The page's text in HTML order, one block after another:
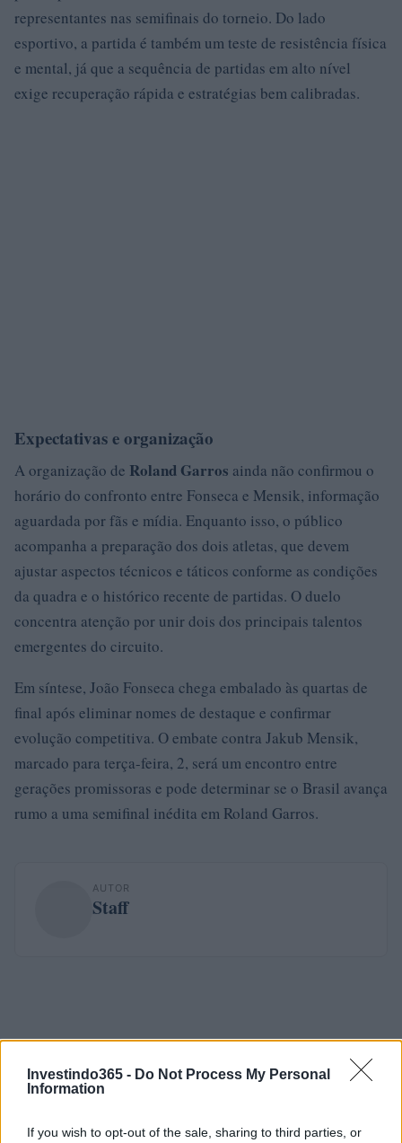
Investindo365 - Do Not Process My Personal
Information
If you wish to opt-out of the sale, sharing to third parties, or
representantes nas semifinais do torneio. Do lado
esportivo, a partida é também um teste de resistência física
e mental, já que a sequência de partidas em alto nível
exige recuperação rápida e estratégias bem calibradas.
Expectativas e organização
A organização de Roland Garros ainda não confirmou o
horário do confronto entre Fonseca e Mensik, informação
aguardada por fãs e mídia. Enquanto isso, o público
acompanha a preparação dos dois atletas, que devem
ajustar aspectos técnicos e táticos conforme as condições
da quadra e o histórico recente de partidas. O duelo
concentra atenção por unir dois dos principais talentos
emergentes do circuito.
Em síntese, João Fonseca chega embalado às quartas de
final após eliminar nomes de destaque e confirmar
evolução competitiva. O embate contra Jakub Mensik,
marcado para terça-feira, 2, será um encontro entre
gerações promissoras e pode determinar se o Brasil avança
rumo a uma semifinal inédita em Roland Garros.
AUTOR
Staff